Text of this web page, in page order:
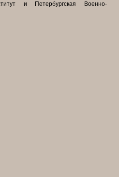
и Петербургская Военно-